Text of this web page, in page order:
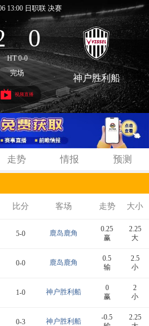
13:00 日职联 决赛
: 0
HT 0-0
完场 神户胜利船
视频直播
走势 情报 预测
比分 客场 走势 大小
5-0 鹿岛鹿角
0.25
赢
2.25
大
0-0 鹿岛鹿角
0.5
输
2.5
小
1-0 神户胜利船
0
赢
2
小
0-3 神户胜利船
-0.5
2.25